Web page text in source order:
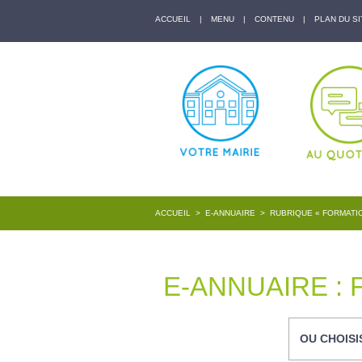
ACCUEIL | MENU | CONTENU | PLAN DU
ACCUEIL > E-ANNUAIRE > RUBRIQUE «
E-ANNUAIRE :
OU